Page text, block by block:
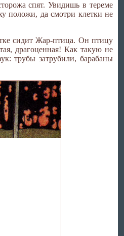
спят. Увидишь в тереме
положи, да смотри клетки не
сидит Жар-птица. Он птицу
драгоценная! Как такую не
трубы затрубили, барабаны